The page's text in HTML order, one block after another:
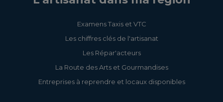
Examens Taxis et VTC
Les chiffres clés de l'artisanat
Les Répar'acteurs
La Route des Arts et Gourmandises
Entreprises à reprendre et locaux disponibles